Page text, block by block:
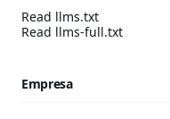
Read llms.txt
Read llms-full.txt
Empresa